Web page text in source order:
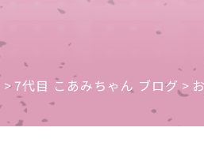
>7代目 こあみちゃん ブログ >